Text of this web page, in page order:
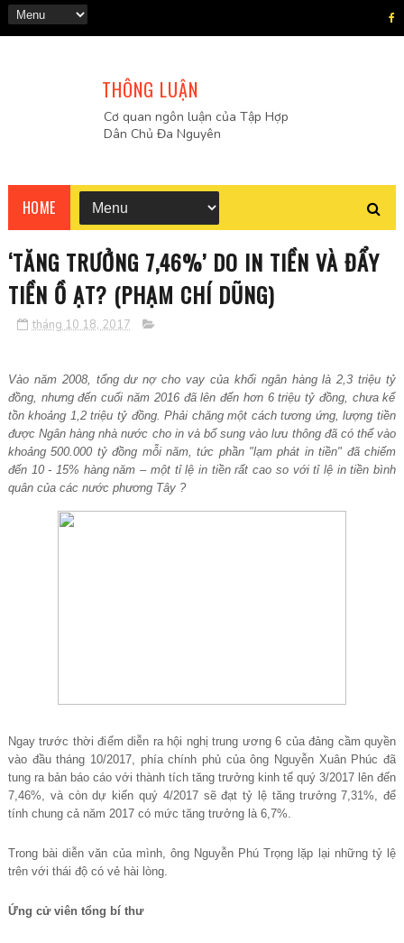
THÔNG LUẬN
Cơ quan ngôn luận của Tập Hợp
Dân Chủ Đa Nguyên
HOME
‘TĂNG TRƯỞNG 7,46%’ DO IN TIỀN VÀ ĐẨY
TIỀN Ồ ẠT? (PHẠM CHÍ DŨNG)
tháng 10 18, 2017
Vào năm 2008, tổng dưnợcho vay của khối ngân hàng là 2,3 triệu tỷ
đồng, nhưng đến cuối năm 2016 đã lên đến hơn 6 triệu tỷ đồng, chưa kể
tồn khoảng 1,2 triệu tỷ đồng. Phải chăng một cách tương ứng, lượng tiền
được Ngân hàng nhà nước cho in và bổsung vào lưu thông đã có thểvào
khoảng 500.000 tỷđồng mỗi năm, tức phần "lạm phát in tiền" đã chiếm
đến 10 - 15% hàng năm – một tỉlệ in tiền rất cao so với tỉlệ in tiền bình
quân của các nước phương Tây ?
Ngay trước thời điểm diễn ra hội nghị trung ương 6 của đảng cầm quyền
vào đầu tháng 10/2017, phía chính phủ của ông Nguyễn Xuân Phúc đã
tung ra bản báo cáo với thành tích tăng trưởng kinh tế quý 3/2017 lên đến
7,46%, và còn dự kiến quý 4/2017 sẽđạt tỷ ệtăng trưởng 7,31%, để
tính chung cảnăm 2017 có mức tăng trưởng là 6,7%.
Trong bài diễn văn của mình, ông Nguyễn Phú Trọng lặp l ại những tỷlệ
trên với thái độcó vẻhài lòng.
Ứng cửviên tổng bí thư